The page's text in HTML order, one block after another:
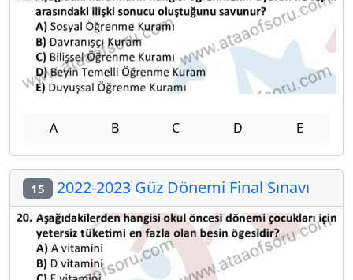
A B C D E
15 2022-2023 Güz Dönemi Final Sınavı